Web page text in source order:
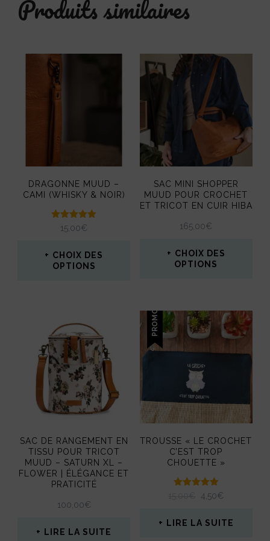
variations.
options
page
du
produit
Produits similaires
DRAGONNE MUUD –
CAMI (WHISKY & NOIR)
Note
5.00
15,00€
CHOIX DES
OPTIONS
a
plusieurs
variations.
Les
options
être
choisies
sur
la
page
SAC MINI SHOPPER
MUUD POUR CROCHET
ET TRICOT EN CUIR HIBA
165,00€
CHOIX DES
OPTIONS
produit
a
variations.
Les
options
peuvent
être
choisies
sur
page
SAC DE RANGEMENT EN
TISSU POUR TRICOT
MUUD – SATURN XL –
FLOWER | ÉLÉGANCE ET
PRATICITÉ
100,00€
LIRE LA SUITE
PROMO !
TROUSSE « LE CROCHET
C’EST TROP
CHOUETTE »
NoteLE
INITIAL
4,50€
ACTUEL
LIRE LA SUITE